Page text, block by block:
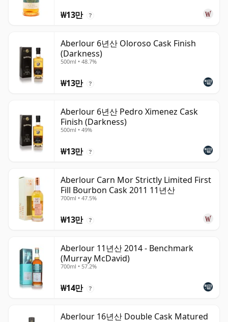
₩13만 ?
Aberlour 6년산 Oloroso Cask Finish
(Darkness)
500ml • 48.7%
₩13만 ?
Aberlour 6년산 Pedro Ximenez Cask
Finish (Darkness)
500ml • 49%
₩13만 ?
Aberlour Carn Mor Strictly Limited First
Fill Bourbon Cask 2011 11년산
700ml • 47.5%
₩13만 ?
Aberlour 11년산 2014 - Benchmark
(Murray McDavid)
700ml • 57.2%
₩14만 ?
Aberlour 16년산 Double Cask Matured